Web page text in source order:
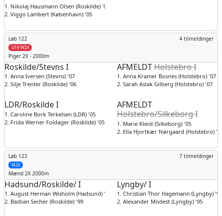
1. Nikolaj Hausmann Olsen (Roskilde) '05
2. Viggo Lambert (København) '05
Løb 122 4 tilmeldinger
U19 W2X
Piger 2X - 2000m
Roskilde/Stevns I
1. Anna Iversen (Stevns) '07
2. Silje Trenter (Roskilde) '06
AFMELDTHolstebro I
1. Anna Kramer Bosnes (Holstebro) '07
2. Sarah Aslak Gilberg (Holstebro) '07
LDR/Roskilde I
1. Caroline Bork Terkelsen (LDR) '05
2. Frida Werner Foldager (Roskilde) '05
AFMELDT
Holstebro/Silkeborg I
1. Marie Kleist (Silkeborg) '05
2. Ella Hjortkær Nørgaard (Holstebro)
Løb 123 7 tilmeldinger
M2X
Mænd 2X 2000m
Hadsund/Roskilde/ I
1. August Herman Wisholm (Hadsund) '04
2. Bastian Secher (Roskilde) '99
Lyngby/ I
1. Christian Thor Hagemann (Lyngby) '98
2. Alexander Modest (Lyngby) '95